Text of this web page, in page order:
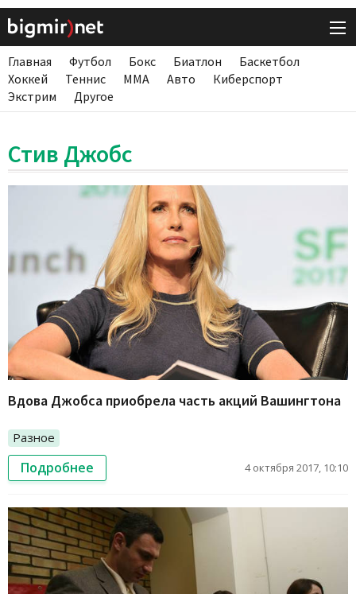
Главная Футбол Бокс Биатлон
Баскетбол
Хоккей
Теннис ММА Авто
Киберспорт
Экстрим
Другое
Стив Джобс
Вдова Джобса приобрела часть акций Вашингтона
Разное
Подробнее 4 октября 2017, 10:10